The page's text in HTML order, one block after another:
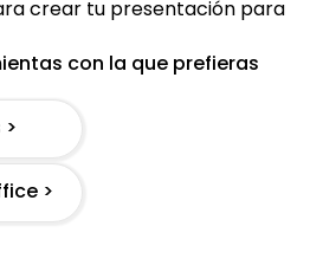
crear tu presentación para
con la que prefieras
>